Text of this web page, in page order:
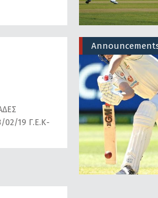
02/19 Γ.Ε.Κ-